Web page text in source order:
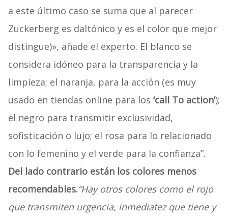
a este último caso se suma que al parecer
Zuckerberg es daltónico y es el color que mejor
distingue)», añade el experto. El blanco se
considera idóneo para la transparencia y la
limpieza; el naranja, para la acción (es muy
usado en tiendas online para los ‘call To action’);
el negro para transmitir exclusividad,
sofisticación o lujo; el rosa para lo relacionado
con lo femenino y el verde para la confianza”.
Del lado contrario están los colores menos
recomendables.“Hay otros colores como el rojo
que transmiten urgencia, inmediatez que tiene y